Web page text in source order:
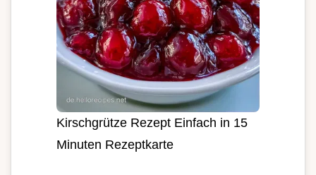
Kirschgrütze Rezept Einfach in 15
Minuten Rezeptkarte